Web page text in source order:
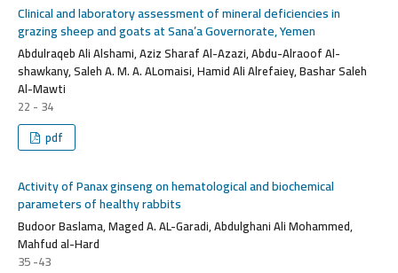
Clinical and laboratory assessment of mineral deficiencies in
grazing sheep and goats at Sana’a Governorate, Yemen
Abdulraqeb Ali Alshami, Aziz Sharaf Al-Azazi, Abdu-Alraoof Al-
shawkany, Saleh A. M. A. ALomaisi, Hamid Ali Alrefaiey, Bashar Saleh
Al-Mawti
22 - 34
pdf
Activity of Panax ginseng on hematological and biochemical
parameters of healthy rabbits
Budoor Baslama, Maged A. AL-Garadi, Abdulghani Ali Mohammed,
Mahfud al-Hard
35 -43